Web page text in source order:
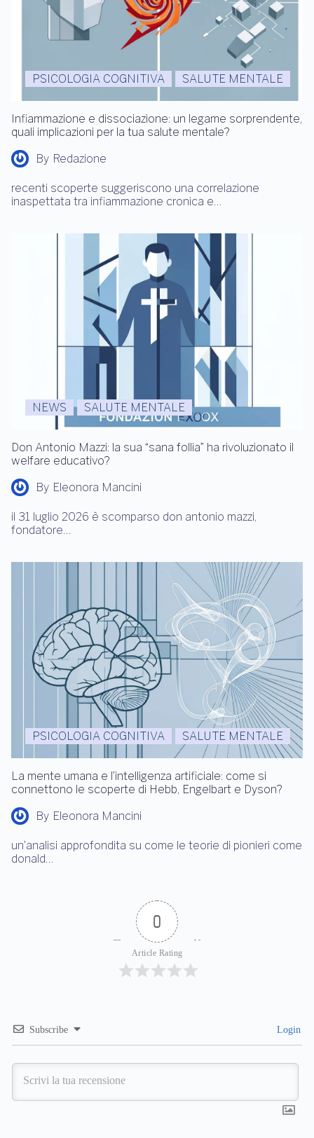
PSICOLOGIA COGNITIVA SALUTE MENTALE
Infiammazione e dissociazione: un legame sorprendente,
quali implicazioni per la tua salute mentale?
By Redazione
recenti scoperte suggeriscono una correlazione
inaspettata tra infiammazione cronica e…
NEWS SALUTE MENTALE
Don Antonio Mazzi: la sua “sana follia” ha rivoluzionato il
welfare educativo?
By Eleonora Mancini
il 31 luglio 2026 è scomparso don antonio mazzi,
fondatore…
PSICOLOGIA COGNITIVA SALUTE MENTALE
La mente umana e l’intelligenza artificiale: come si
connettono le scoperte di Hebb, Engelbart e Dyson?
By Eleonora Mancini
un’analisi approfondita su come le teorie di pionieri come
donald…
0
Article Rating
Subscribe Login